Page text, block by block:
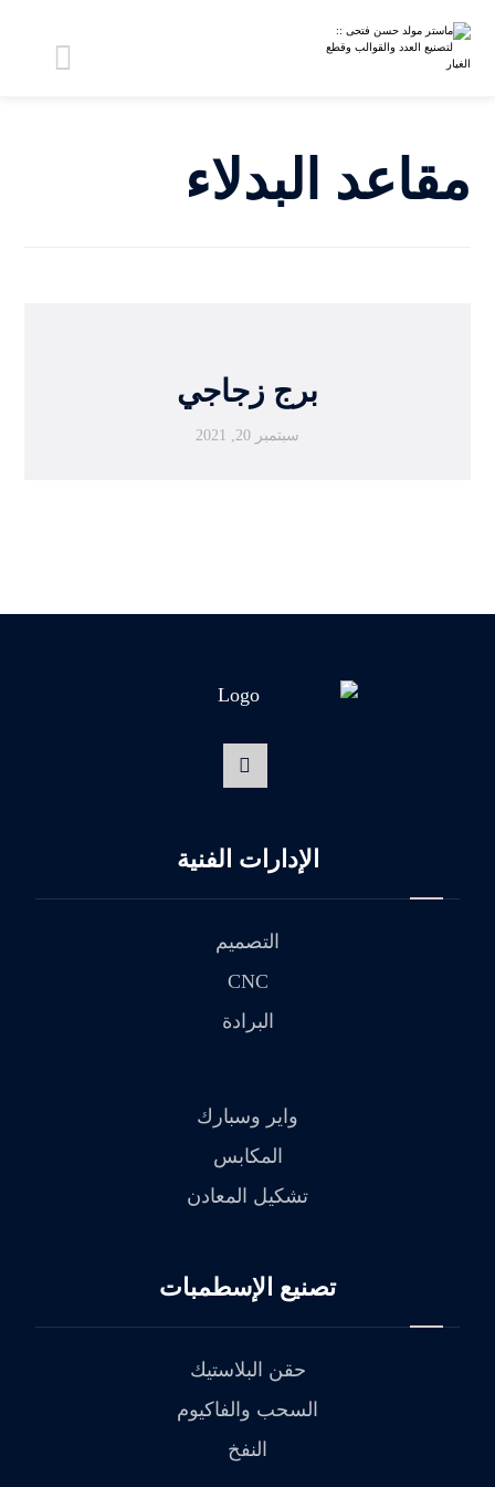
مقاعد البدلاء
برج زجاجي
سبتمبر 20, 2021
الإدارات الفنية
التصميم
CNC
البرادة
واير وسبارك
المكابس
تشكيل المعادن
تصنيع الإسطمبات
حقن البلاستيك
السحب والفاكيوم
النفخ